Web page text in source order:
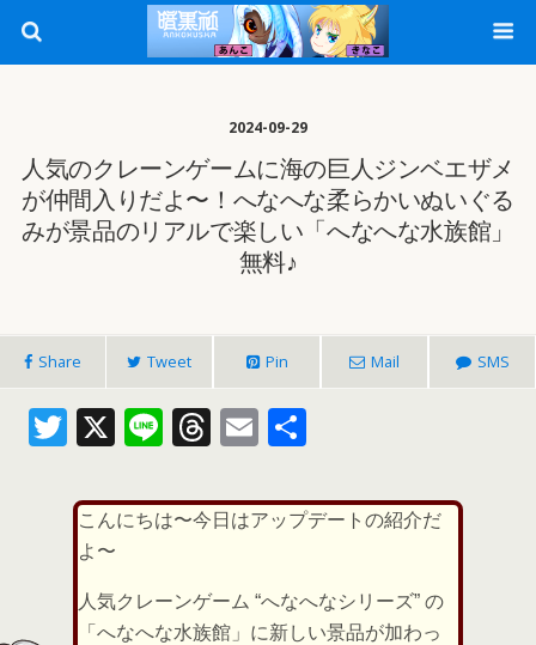
2024-09-29
人気のクレーンゲームに海の巨人ジンベエザメ
が仲間入りだよ〜！へなへな柔らかいぬいぐる
みが景品のリアルで楽しい「へなへな水族館」
無料♪
Share Tweet Pin Mail SMS
T
itt
er
X Li
e
T
re
a
d
s
E
ai
こんにちは〜今日はアップデートの紹介だ
よ〜
人気クレーンゲーム “へなへなシリーズ” の
「へなへな水族館」に新しい景品が加わっ